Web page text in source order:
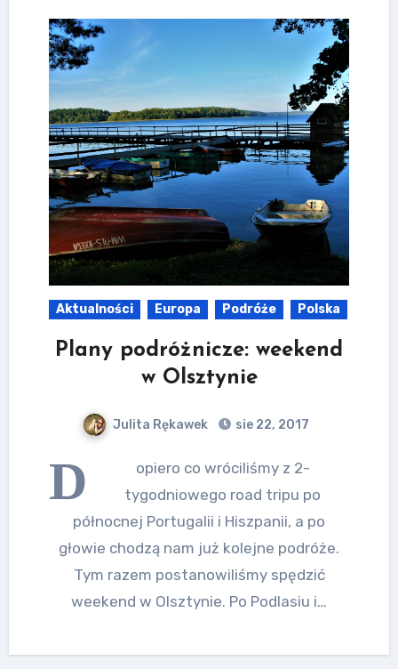
Aktualności Europa Podróże Polska
Plany podróżnicze: weekend
w Olsztynie
Julita Rękawek sie 22, 2017
D
opiero co wróciliśmy z 2-
tygodniowego road tripu po
północnej Portugalii i Hiszpanii, a po
głowie chodzą nam już kolejne podróże.
Tym razem postanowiliśmy spędzić
weekend w Olsztynie. Po Podlasiu i…